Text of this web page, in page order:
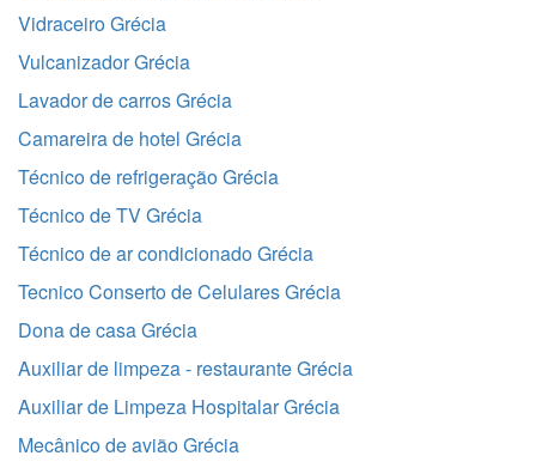
Vidraceiro Grécia
Vulcanizador Grécia
Lavador de carros Grécia
Camareira de hotel Grécia
Técnico de refrigeração Grécia
Técnico de TV Grécia
Técnico de ar condicionado Grécia
Tecnico Conserto de Celulares Grécia
Dona de casa Grécia
Auxiliar de limpeza - restaurante Grécia
Auxiliar de Limpeza Hospitalar Grécia
Mecânico de avião Grécia